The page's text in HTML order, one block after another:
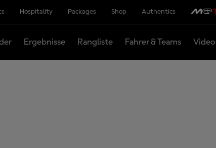
Hospitality Packages Shop Authentics
Ergebnisse Rangliste Fahrer & Teams